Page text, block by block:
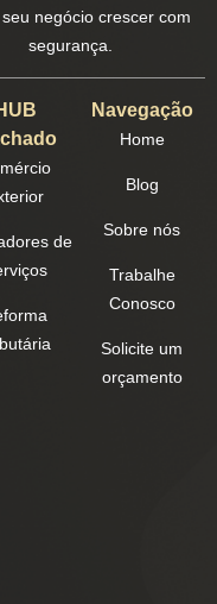
negócio crescer com
segurança.
de
Navegação
Home
Blog
Sobre nós
Trabalhe
Conosco
Solicite um
orçamento